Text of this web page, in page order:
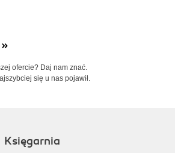
ofercie? Daj nam znać.
się u nas pojawił.
Księgarnia